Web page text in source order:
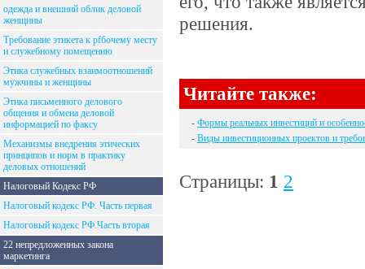
одежда и внешний облик деловой
женщины
Требование этикета к рfбочему месту
и служебному помещению
Этика служебных взаимоотношений
мужчины и женщины
Этика письменного делового
общения и обмена деловой
информацией по факсу
Механизмы внедрения этических
принципов и норм в практику
деловых отношений
Налоговый Кодекс РФ
Налоговый кодекс РФ. Часть первая
Налоговый кодекс РФ.Часть вторая
22 непредложенных закона
маркетинга
решения.
Читайте также:
- Формы реальных инвестиций и
- Виды инвестиционных проектов и
Страницы: 1 2